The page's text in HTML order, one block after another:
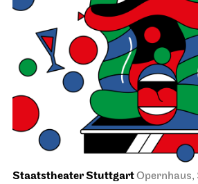
Staatstheater StuttgartOpernhaus,